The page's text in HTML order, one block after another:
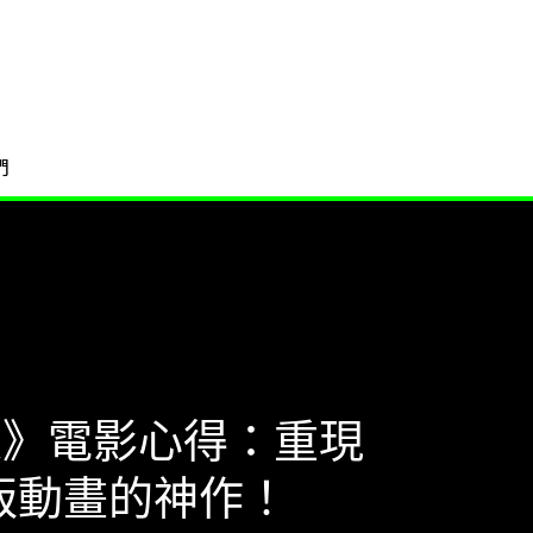
電影心得：重現
畫的神作！